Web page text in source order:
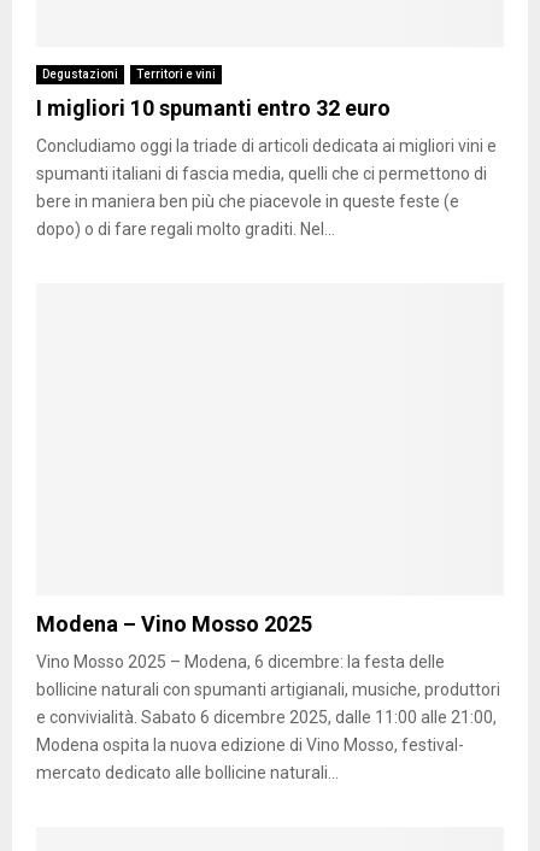
Degustazioni Territori e vini
I migliori 10 spumanti entro 32 euro
Concludiamo oggi la triade di articoli dedicata ai migliori vini e
spumanti italiani di fascia media, quelli che ci permettono di
bere in maniera ben più che piacevole in queste feste (e
dopo) o di fare regali molto graditi. Nel...
Modena – Vino Mosso 2025
Vino Mosso 2025 – Modena, 6 dicembre: la festa delle
bollicine naturali con spumanti artigianali, musiche, produttori
e convivialità. Sabato 6 dicembre 2025, dalle 11:00 alle 21:00,
Modena ospita la nuova edizione di Vino Mosso, festival-
mercato dedicato alle bollicine naturali...